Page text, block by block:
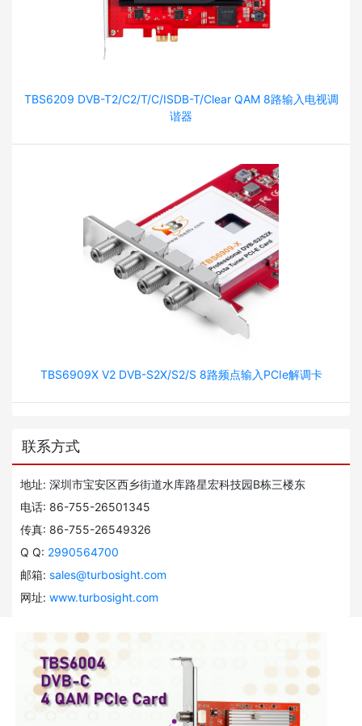
TBS6209 DVB-T2/C2/T/C/ISDB-T/Clear QAM 8路输入电视调
谐器
TBS6909X V2 DVB-S2X/S2/S 8路频点输入PCIe解调卡
联系方式
地址: 深圳市宝安区西乡街道水库路星宏科技园B栋三楼东
电话: 86-755-26501345
传真: 86-755-26549326
Q Q: 2990564700
邮箱: sales@turbosight.com
网址: www.turbosight.com